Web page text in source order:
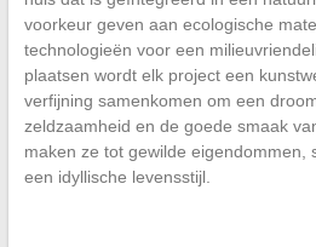
voorkeur geven aan ecologische
technologieën voor een
plaatsen wordt elk project een
verfijning samenkomen om een
zeldzaamheid en de goede smaak
maken ze tot gewilde eigendommen,
een idyllische levensstijl.